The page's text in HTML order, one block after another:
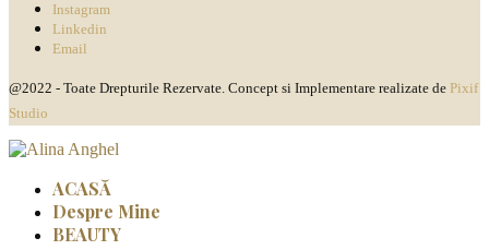
Instagram
Linkedin
Email
@2022 - Toate Drepturile Rezervate. Concept si Implementare realizate de Pixif
Studio
ACASĂ
Despre Mine
BEAUTY